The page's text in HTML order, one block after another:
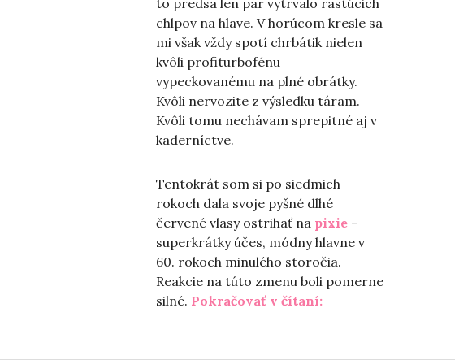
chlpov na hlave. V horúcom kresle sa
mi však vždy spotí chrbátik nielen
kvôli profiturbofénu
vypeckovanému na plné obrátky.
Kvôli nervozite z výsledku táram.
Kvôli tomu nechávam sprepitné aj v
kaderníctve.
Tentokrát som si po siedmich
rokoch dala svoje pyšné dlhé
červené vlasy ostrihať na pixie –
superkrátky účes, módny hlavne v
60. rokoch minulého storočia.
Reakcie na túto zmenu boli pomerne
silné. Pokračovať v čítaní:„Také krásne vlásky“